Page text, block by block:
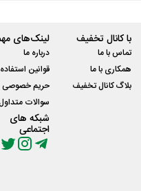
با کانال تخفیف
تماس با ما
همکاری با ما
بلاگ کانال تخفیف
لینک‌های
درباره ما
قوانین استفاده
حریم خصوصی
سوالات
شبکه های
اجتماعی